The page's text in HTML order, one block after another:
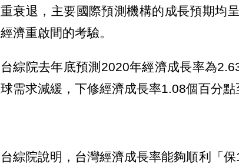
重衰退，主要國際預測機構的成長預期均
經濟重啟間的考驗。
台綜院去年底預測2020年經濟成長率為
球需求減緩，下修經濟成長率1.08個百分點
台綜院說明，台灣經濟成長率能夠順利「